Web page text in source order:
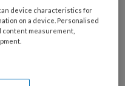
het
device characteristics for
on a device. Personalised
measurement,